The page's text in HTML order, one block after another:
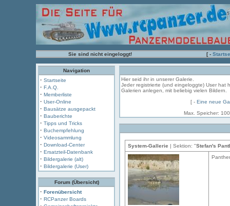
Sie sind nicht eingeloggt! [ -
Navigation
· Startseite
· F.A.Q.
· Memberliste
· User-Online
· Bausätze ausgepackt
· Bauberichte
· Tipps und Tricks
· Buchempfehlung
· Videosammlung
· Download-Center
· Ersatzteil-Datenbank
· Bildergalerie (alt)
· Bildergalerie (User)
Forum (Übersicht)
· Forenübersicht
· RCPanzer Boards
Hier seid ihr in unserer Galerie.
Jeder registrierte (und eingeloggte) User hat
Galerien anlegen, mit beliebig vielen Bildern.
[ - Eine neue
Max. Speicher:
System-Gallerie | Sektion: "Stefan's